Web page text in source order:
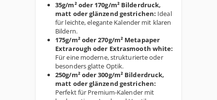
35g/m² oder 170g/m² Bilderdruck,
matt oder glänzend gestrichen: Ideal
für leichte, elegante Kalender mit klaren
Bildern.
175g/m² oder 270g/m² Metapaper
Extrarough oder Extrasmooth white:
Für eine moderne, strukturierte oder
besonders glatte Optik.
250g/m² oder 300g/m² Bilderdruck,
matt oder glänzend gestrichen:
Perfekt für Premium-Kalender mit